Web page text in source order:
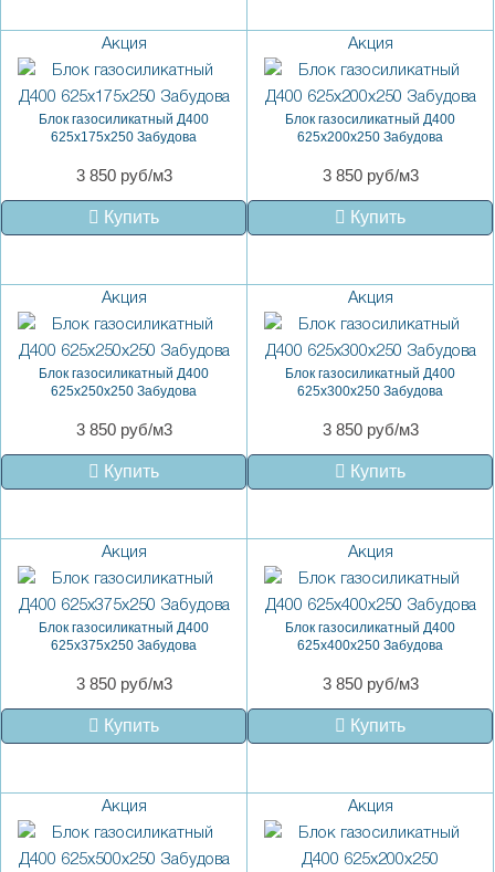
Акция
Блок газосиликатный Д400
625x175x250 Забудова
3 850 руб/м3
Купить
Акция
Блок газосиликатный Д400
625x200x250 Забудова
3 850 руб/м3
Купить
Акция
Блок газосиликатный Д400
625x250x250 Забудова
3 850 руб/м3
Купить
Акция
Блок газосиликатный Д400
625x300x250 Забудова
3 850 руб/м3
Купить
Акция
Блок газосиликатный Д400
625x375x250 Забудова
3 850 руб/м3
Купить
Акция
Блок газосиликатный Д400
625x400x250 Забудова
3 850 руб/м3
Купить
Акция Акция